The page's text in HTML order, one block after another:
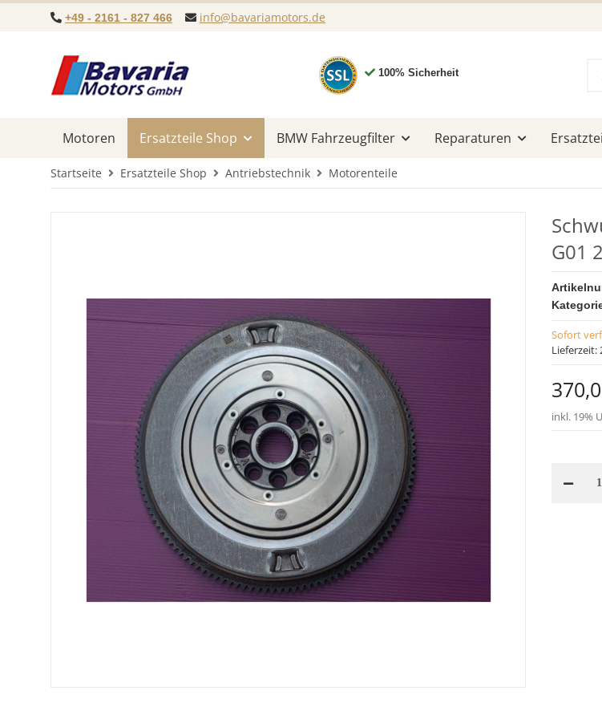
+49 - 2161 - 827 466 info@bavariamotors.de
100% Sicherheit
Motoren Ersatzteile Shop BMW Fahrzeugfilter Reparaturen
Startseite Ersatzteile Shop Antriebstechnik Motorenteile
G01
Sofort
Lieferzeit:
inkl. 19%